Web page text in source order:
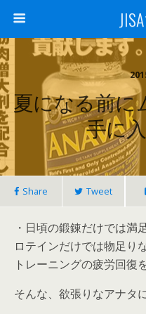
夏になる前に
手に
Share Tweet
・日頃の鍛錬だけでは満
ロテインだけでは物足り
トレーニングの疲労回復
そんな、欲張りなアナタ